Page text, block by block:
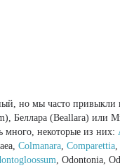
но мы часто привыкли
Беллара (Beallara) или
много, некоторые из них:
Colmanara, Comparettia,
, Odontonia,